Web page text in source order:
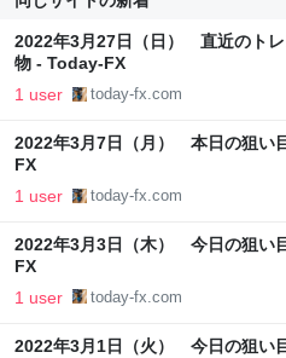
2022年3月27日（日） 直近のト
物 - Today-FX
1 user today-fx.com
2022年3月7日（月） 本日の狙い
FX
1 user today-fx.com
2022年3月3日（木） 今日の狙い
FX
1 user today-fx.com
2022年3月1日（火） 今日の狙い